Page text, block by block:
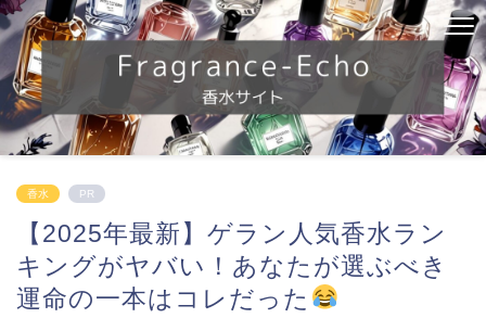
香水 PR
【2025年最新】ゲラン人気香水ラン
キングがヤバい！あなたが選ぶべき
運命の一本はコレだった